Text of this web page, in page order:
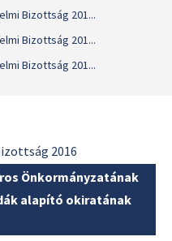
Bizottság 201...
Bizottság 201...
Bizottság 201...
2016
Önkormányzatának
alapító okiratának